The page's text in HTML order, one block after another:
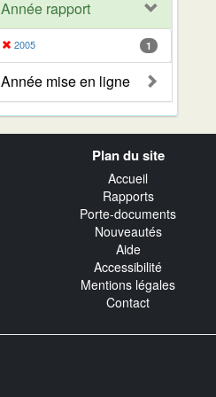
Année rapport
2005 1
Année mise en ligne
Plan du site
Accueil
Rapports
Porte-documents
Nouveautés
Aide
Accessibilité
Mentions légales
Contact